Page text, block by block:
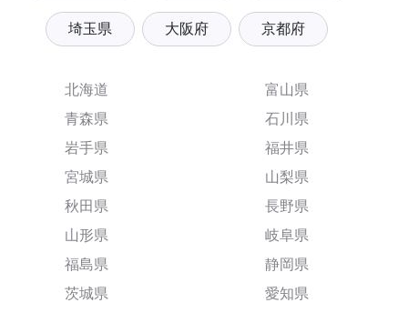
埼玉県 大阪府 京都府
北海道
青森県
岩手県
宮城県
秋田県
山形県
福島県
茨城県
富山県
石川県
福井県
山梨県
長野県
岐阜県
静岡県
愛知県